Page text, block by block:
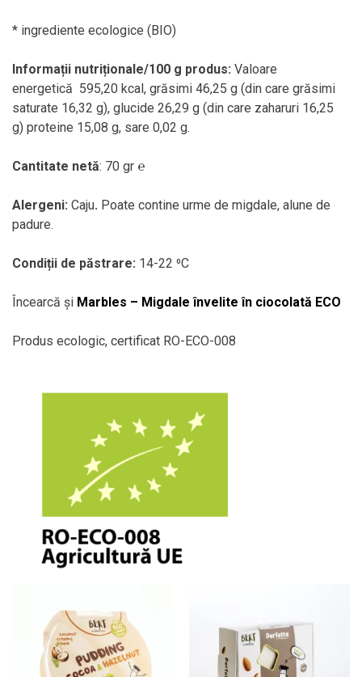
* ingrediente ecologice (BIO)
Informații nutriționale/100 g produs: Valoare
energetică 595,20 kcal, grăsimi 46,25 g (din care grăsimi
saturate 16,32 g), glucide 26,29 g (din care zaharuri 16,25
g) proteine 15,08 g, sare 0,02 g.
Cantitate netă: 70 gr ℮
Alergeni: Caju. Poate contine urme de migdale, alune de
padure.
Condiții de păstrare: 14-22 ⁰C
Încearcă și Marbles – Migdale învelite în ciocolată ECO
Produs ecologic, certificat RO-ECO-008